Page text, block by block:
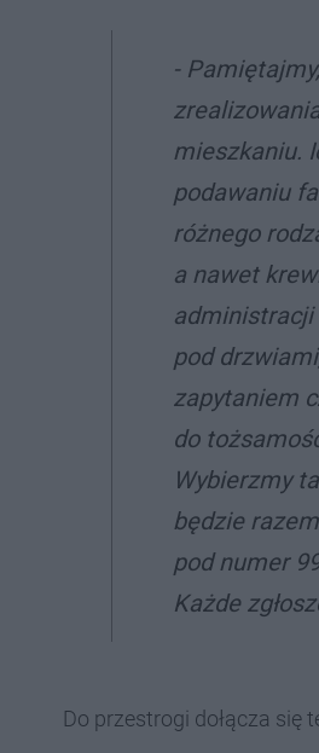
-
mieszkaniu.
podawaniu
różnego
a nawet
administracji
pod
zapytaniem
do
Wybierzmy
będzie
pod numer
Każde
Do przestrogi dołącza się